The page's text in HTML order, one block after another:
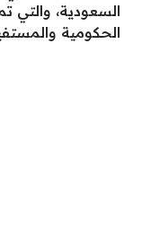
السعودية، والتي
الحكومية